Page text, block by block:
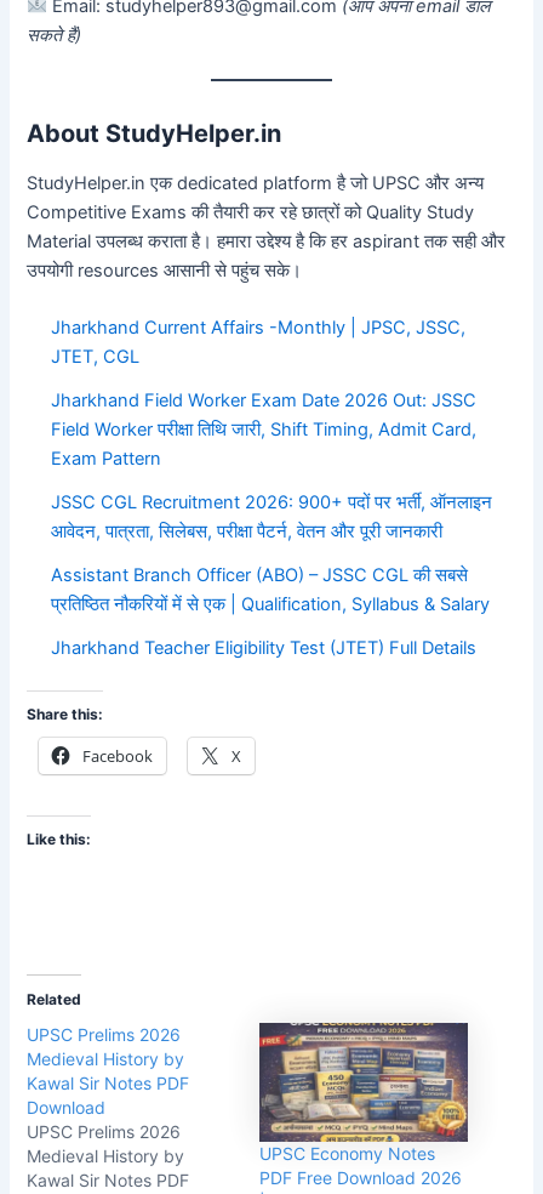
Email: studyhelper893@gmail.com (आप अपना email डाल
सकते हैं)
About StudyHelper.in
StudyHelper.in एक dedicated platform है जो UPSC और अन्य
Competitive Exams की तैयारी कर रहे छात्रों को Quality Study
Material उपलब्ध कराता है। हमारा उद्देश्य है कि हर aspirant तक सही और
उपयोगी resources आसानी से पहुंच सके।
Jharkhand Current Affairs -Monthly | JPSC, JSSC,
JTET, CGL
Jharkhand Field Worker Exam Date 2026 Out: JSSC
Field Worker परीक्षा तिथि जारी, Shift Timing, Admit Card,
Exam Pattern
JSSC CGL Recruitment 2026: 900+ पदों पर भर्ती, ऑनलाइन
आवेदन, पात्रता, सिलेबस, परीक्षा पैटर्न, वेतन और पूरी जानकारी
Assistant Branch Officer (ABO) – JSSC CGL की सबसे
प्रतिष्ठित नौकरियों में से एक | Qualification, Syllabus & Salary
Jharkhand Teacher Eligibility Test (JTET) Full Details
Share this:
Facebook X
Like this:
Related
UPSC Prelims 2026
Medieval History by
Kawal Sir Notes PDF
Download
UPSC Prelims 2026
Medieval History by
Kawal Sir Notes PDF
UPSC Economy Notes
PDF Free Download 2026